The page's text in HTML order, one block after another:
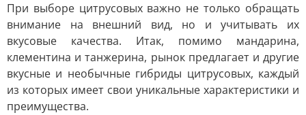
При выборе цитрусовых важно не только обращать
внимание на внешний вид, но и учитывать их
вкусовые качества. Итак, помимо мандарина,
клементина и танжерина, рынок предлагает и другие
вкусные и необычные гибриды цитрусовых, каждый
из которых имеет свои уникальные характеристики и
преимущества.